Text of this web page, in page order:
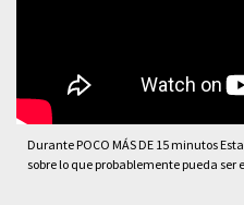
Durante POCO MÁS DE 15 minutos
sobre lo que probablemente pueda ser